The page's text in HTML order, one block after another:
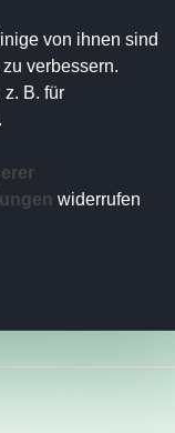
von ihnen sind
verbessern.
B. für
widerrufen